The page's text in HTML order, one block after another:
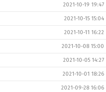
2021-10-19 19:47
2021-10-15 15:04
2021-10-11 16:22
2021-10-08 15:00
2021-10-05 14:27
2021-10-01 18:26
2021-09-28 16:06